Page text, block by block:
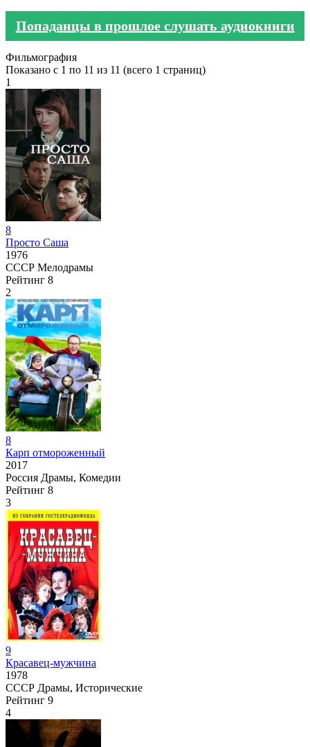
Попаданцы в прошлое слушать аудиокниги
Фильмография
Показано с 1 по 11 из 11 (всего 1 страниц)
1
8
Просто Саша
1976
СССР Мелодрамы
Рейтинг 8
2
8
Карп отмороженный
2017
Россия Драмы, Комедии
Рейтинг 8
3
9
Красавец-мужчина
1978
СССР Драмы, Исторические
Рейтинг 9
4